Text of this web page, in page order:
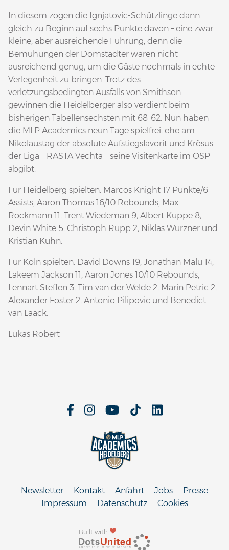
In diesem zogen die Ignjatovic-Schützlinge dann
gleich zu Beginn auf sechs Punkte davon – eine zwar
kleine, aber ausreichende Führung, denn die
Bemühungen der Domstädter waren nicht
ausreichend genug, um die Gäste nochmals in echte
Verlegenheit zu bringen. Trotz des
verletzungsbedingten Ausfalls von Smithson
gewinnen die Heidelberger also verdient beim
bisherigen Tabellensechsten mit 68-62. Nun haben
die MLP Academics neun Tage spielfrei, ehe am
Nikolaustag der absolute Aufstiegsfavorit und Krösus
der Liga – RASTA Vechta – seine Visitenkarte im OSP
abgibt.
Für Heidelberg spielten: Marcos Knight 17 Punkte/6
Assists, Aaron Thomas 16/10 Rebounds, Max
Rockmann 11, Trent Wiedeman 9, Albert Kuppe 8,
Devin White 5, Christoph Rupp 2, Niklas Würzner und
Kristian Kuhn.
Für Köln spielten: David Downs 19, Jonathan Malu 14,
Lakeem Jackson 11, Aaron Jones 10/10 Rebounds,
Lennart Steffen 3, Tim van der Welde 2, Marin Petric 2,
Alexander Foster 2, Antonio Pilipovic und Benedict
van Laack.
Lukas Robert
Built with
Newsletter Kontakt Anfahrt Jobs
Presse
Impressum
Datenschutz Cookies